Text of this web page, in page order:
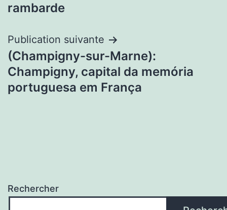
rambarde
Publication suivante
(Champigny-sur-Marne):
Champigny, capital da memória
portuguesa em França
Rechercher